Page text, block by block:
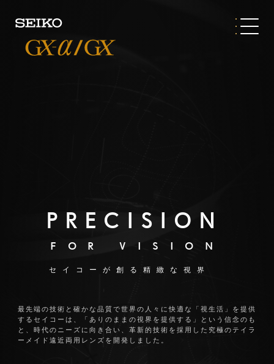
テイラーメイドの進化形
「GX」。それは設計者たちの
あくなき探求心から生まれた。
PRECISION
FOR VISION
セイコーが創る精緻な視界
最先端の技術と確かな品質で世界の人々に快適な「視生活」を提供
するセイコーは、
「ありのままの視界を提供する」という信念のも
と、時代のニーズに向き合い、革新的技術を採用した 究極のテイラ
ーメイド遠近両用レンズを開発しました。